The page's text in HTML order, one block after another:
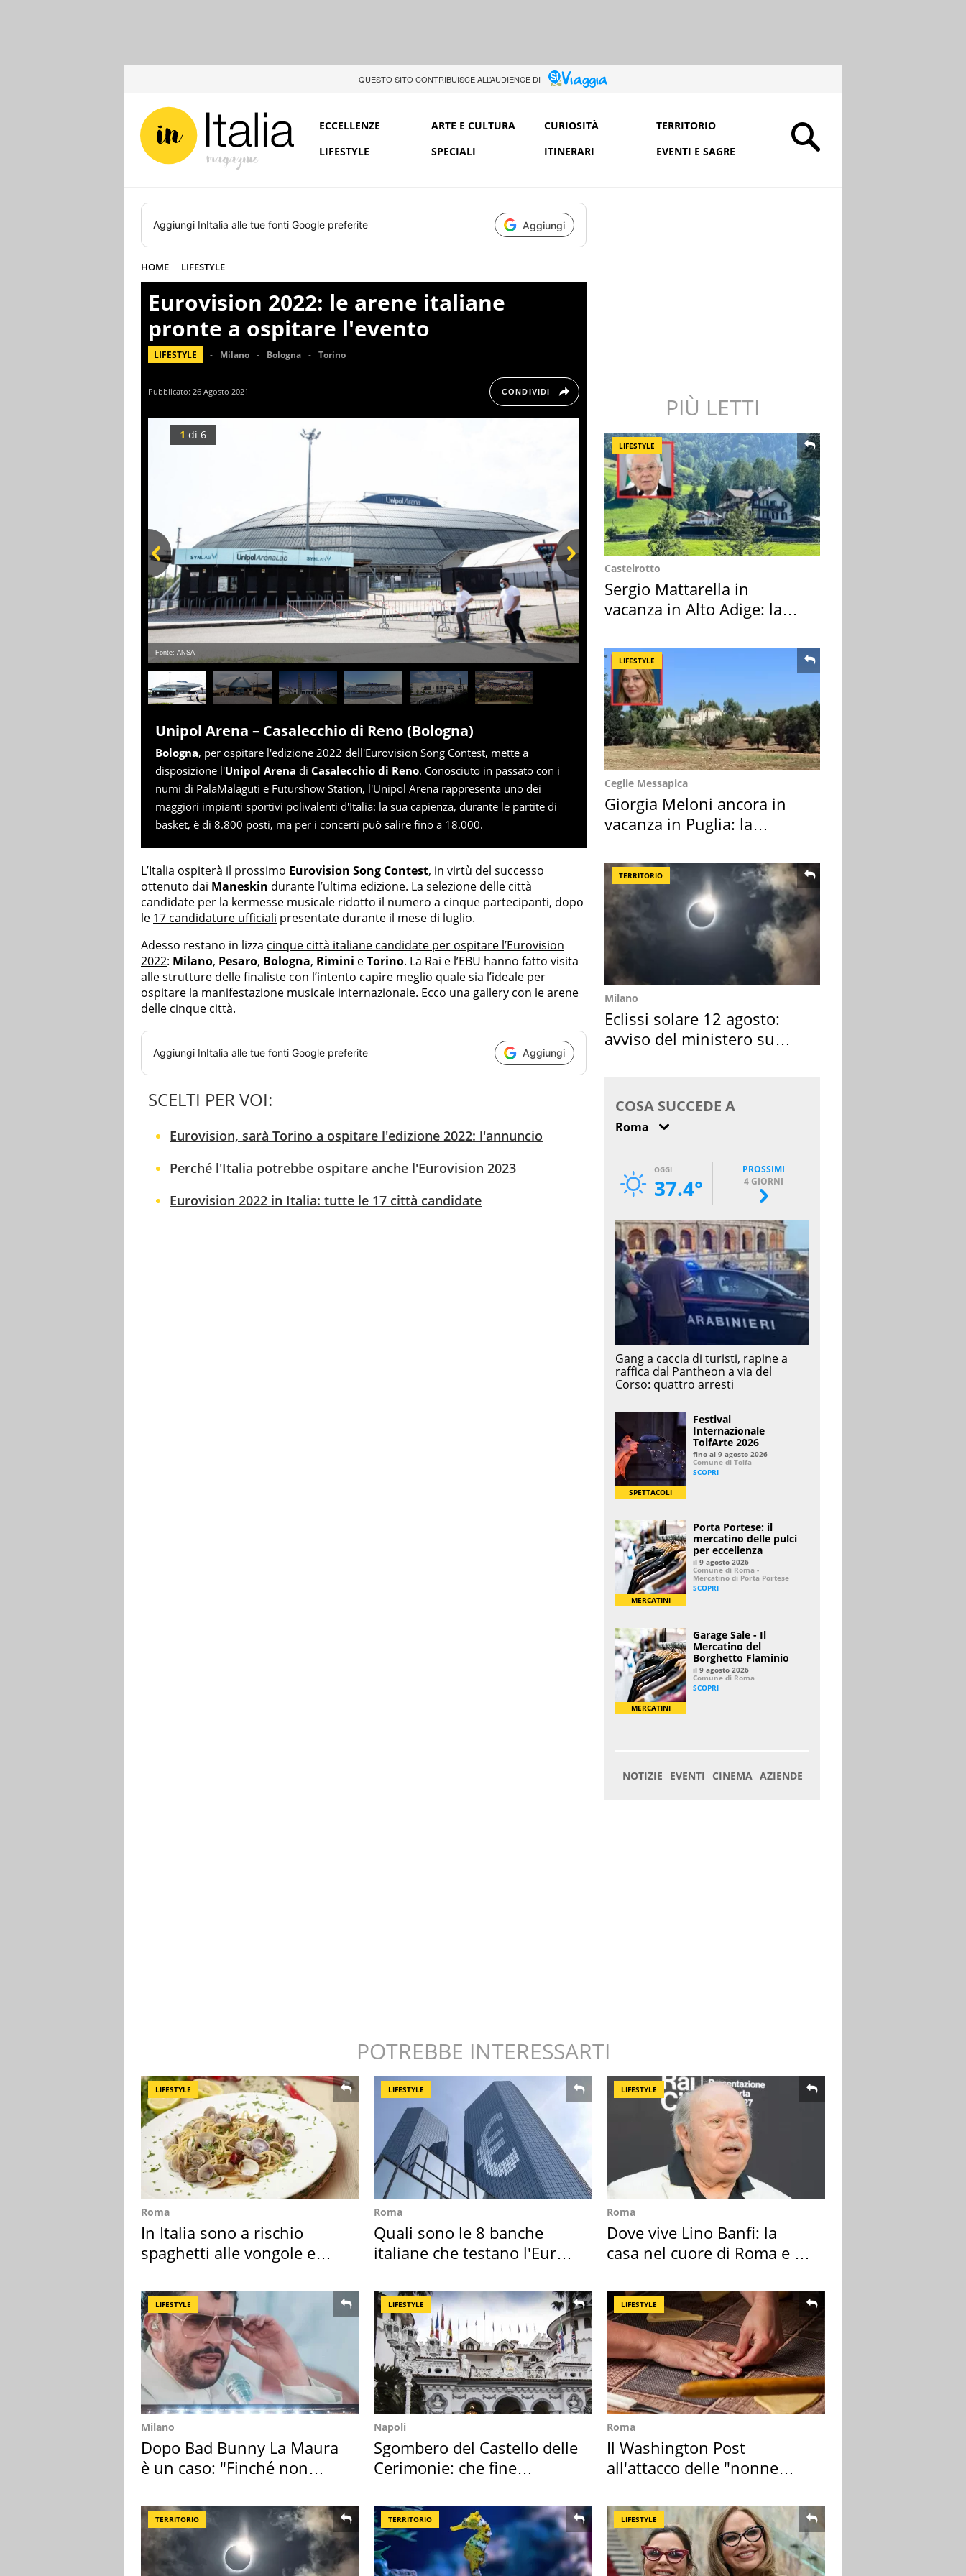
QUESTO SITO CONTRIBUISCE ALL’AUDIENCE DI
ECCELLENZE ARTE E CULTURA CURIOSITÀ
TERRITORIO
LIFESTYLE
SPECIALI ITINERARI EVENTI E SAGRE
Aggiungi InItalia alle tue fonti Google preferite Aggiungi
HOME LIFESTYLE
Eurovision 2022: le arene italiane
pronte a ospitare l'evento
LIFESTYLE Milano Bologna Torino
Pubblicato: 26 Agosto 2021 CONDIVIDI
Fonte: ANSA
Prev Next
1 di 6
Unipol Arena – Casalecchio di Reno (Bologna)
Bologna, per ospitare l'edizione 2022 dell'Eurovision Song Contest, mette a
disposizione l'Unipol Arena di Casalecchio di Reno. Conosciuto in passato con i
numi di PalaMalaguti e Futurshow Station, l'Unipol Arena rappresenta uno dei
maggiori impianti sportivi polivalenti d'Italia: la sua capienza, durante le partite di
basket, è di 8.800 posti, ma per i concerti può salire fino a 18.000.
L’Italia ospiterà il prossimo Eurovision Song Contest, in virtù del successo
ottenuto dai Maneskin durante l’ultima edizione. La selezione delle città
candidate per la kermesse musicale ridotto il numero a cinque partecipanti, dopo
le 17 candidature ufficiali presentate durante il mese di luglio.
Adesso restano in lizza cinque città italiane candidate per ospitare l’Eurovision
2022: Milano, Pesaro, Bologna, Rimini eTorino. La Rai e l’EBU hanno fatto visita
alle strutture delle finaliste con l’intento capire meglio quale sia l’ideale per
ospitare la manifestazione musicale internazionale. Ecco una gallery con le arene
delle cinque città.
Aggiungi InItalia alle tue fonti Google preferite Aggiungi
SCELTI PER VOI:
Eurovision, sarà Torino a ospitare l'edizione 2022: l'annuncio
Perché l'Italia potrebbe ospitare anche l'Eurovision 2023
Eurovision 2022 in Italia: tutte le 17 città candidate
PIÙ LETTI
LIFESTYLE
Castelrotto
Sergio Mattarella in
vacanza in Alto Adige: la
LIFESTYLE
Ceglie Messapica
Giorgia Meloni ancora in
vacanza in Puglia: la
TERRITORIO
Milano
Eclissi solare 12 agosto:
avviso del ministero su
POTREBBE INTERESSARTI
LIFESTYLE
Roma
In Italia sono a rischio
spaghetti alle vongole e
LIFESTYLE
Roma
Quali sono le 8 banche
italiane che testano l'Euro
LIFESTYLE
Roma
Dove vive Lino Banfi: la
casa nel cuore di Roma e i
LIFESTYLE
Milano
Dopo Bad Bunny La Maura
è un caso: "Finché non
LIFESTYLE
Napoli
Sgombero del Castello delle
Cerimonie: che fine
LIFESTYLE
Roma
Il Washington Post
all'attacco delle "nonne
TERRITORIO TERRITORIO LIFESTYLE